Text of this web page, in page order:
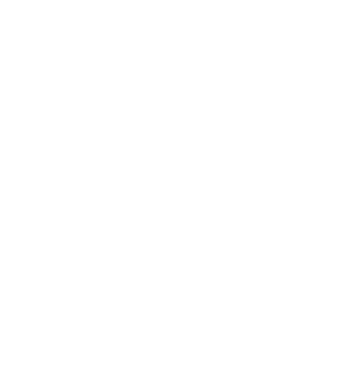
13,3 km, skibus - 180 m
zahrada, wi-fi připojení k internetu, dětská místnost, úschovna
do 22 kW
koutek# s lehátky, čajový koutek#; služby označené # mohou
samostatnými lůžky, obývací pokoj s kuchyňským koutem, sociální
a 1 samostatným lůžkem, obývací pokoj s kuchyňským